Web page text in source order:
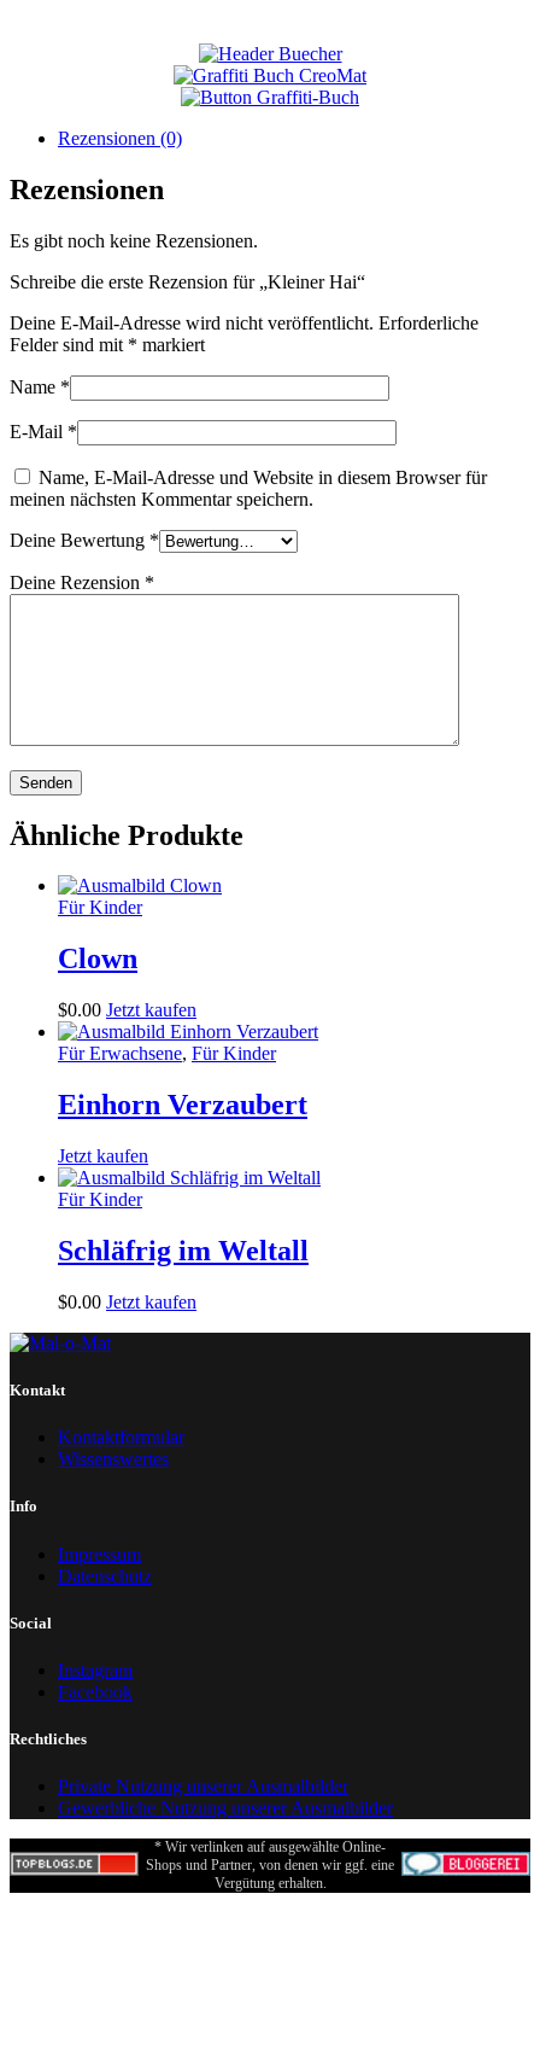
Rezensionen (0)
Rezensionen
Es gibt noch keine Rezensionen.
Schreibe die erste Rezension für „Kleiner Hai“
Deine E-Mail-Adresse wird nicht veröffentlicht. Erforderliche
Felder sind mit * markiert
Name *
E-Mail *
Name, E-Mail-Adresse und Website in diesem Browser für
meinen nächsten Kommentar speichern.
Deine Bewertung *
Deine Rezension *
Ähnliche Produkte
Für Kinder
Clown
$0.00 Jetzt kaufen
Für Erwachsene, Für Kinder
Einhorn Verzaubert
Jetzt kaufen
Für Kinder
Schläfrig im Weltall
$0.00 Jetzt kaufen
Kontakt
Kontaktformular
Wissenswertes
Info
Impressum
Datenschutz
Social
Instagram
Facebook
Rechtliches
Private Nutzung unserer Ausmalbilder
Gewerbliche Nutzung unserer Ausmalbilder
* Wir verlinken auf ausgewählte Online-
Shops und Partner, von denen wir ggf. eine
Vergütung erhalten.